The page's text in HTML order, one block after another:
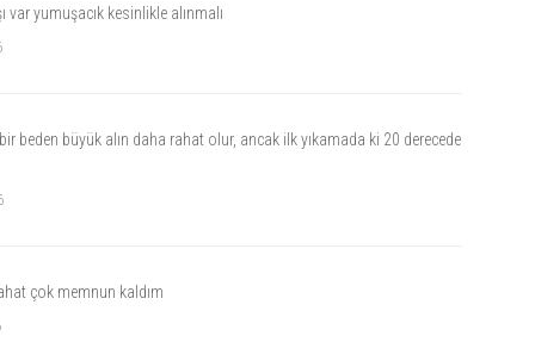
var yumuşacık kesinlikle alınmalı
beden büyük alın daha rahat olur, ancak ilk yıkamada ki 20 derecede
çok memnun kaldım